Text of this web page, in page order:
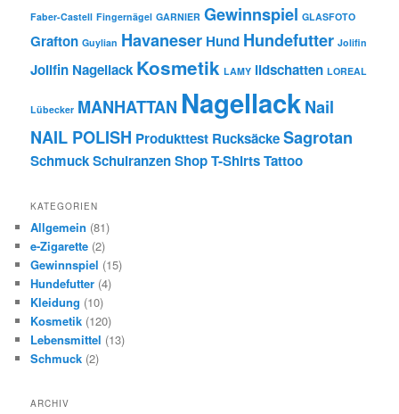
Faber-Castell Fingernägel GARNIER Gewinnspiel GLASFOTO
Grafton Guylian Havaneser Hund Hundefutter Jolifin
Jolifin Nagellack Kosmetik LAMY lidschatten LOREAL
Lübecker MANHATTAN NagellackNail
NAIL POLISH Produkttest RucksäckeSagrotan
SchmuckSchulranzenShopT-ShirtsTattoo
KATEGORIEN
Allgemein (81)
e-Zigarette (2)
Gewinnspiel (15)
Hundefutter (4)
Kleidung (10)
Kosmetik (120)
Lebensmittel (13)
Schmuck (2)
ARCHIV